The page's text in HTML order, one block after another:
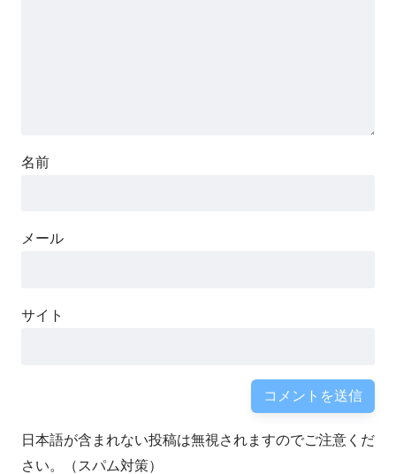
名前
メール
サイト
日本語が含まれない投稿は無視されますのでご注意くだ
さい。（スパム対策）